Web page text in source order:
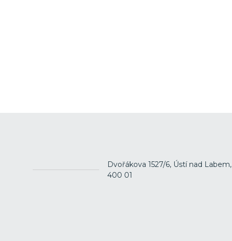
Dvořákova 1527/6, Ústí nad Labem,
400 01